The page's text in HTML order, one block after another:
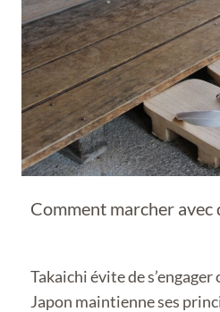
Comment marcher avec
Takaichi évite de
Japon maintienne ses